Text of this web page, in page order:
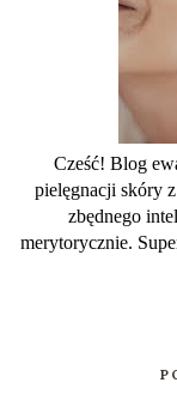
Cześć! Blog
pielęgnacji skóry
zbędnego
merytorycznie.